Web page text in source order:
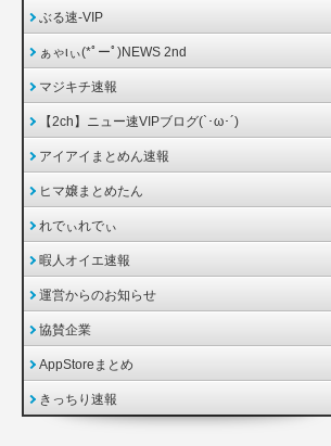
ぶる速-VIP
ぁゃιぃ(*ﾟーﾟ)NEWS 2nd
マジキチ速報
【2ch】ニュー速VIPブログ(`･ω･´)
アイアイまとめん速報
ヒマ嬢まとめたん
れでぃれでぃ
暇人オイエ速報
運営からのお知らせ
協賛企業
AppStoreまとめ
きっちり速報